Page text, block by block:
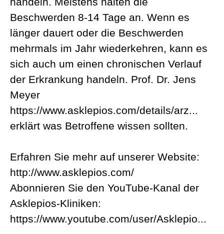
Beschwerden 8-14 Tage an. Wenn es
länger dauert oder die Beschwerden
mehrmals im Jahr wiederkehren, kann es
sich auch um einen chronischen Verlauf
der Erkrankung handeln. Prof. Dr. Jens
Meyer
https://www.asklepios.com/details/arz...
erklärt was Betroffene wissen sollten.
Erfahren Sie mehr auf unserer Website:
http://www.asklepios.com/
Abonnieren Sie den YouTube-Kanal der
Asklepios-Kliniken:
https://www.youtube.com/user/Asklepio...